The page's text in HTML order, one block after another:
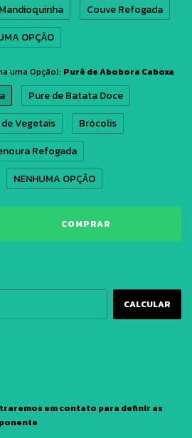
Mandioquinha
Couve Refogada
OPÇÃO
uma Opção): Purê de Abobora Caboxa
Pure de Batata Doce
Vegetais
Brócolis
Refogada
NENHUMA OPÇÃO
CALCULAR
em contato para definir as